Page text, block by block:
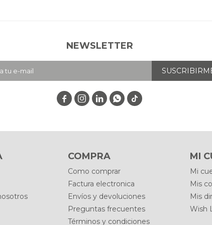
COMPRA
Como comprar
Factura electronica
Envíos y devoluciones
Preguntas frecuentes
Términos y condiciones
MI
Mi
Mis
Mis
Wish
NEWSLETTER
   